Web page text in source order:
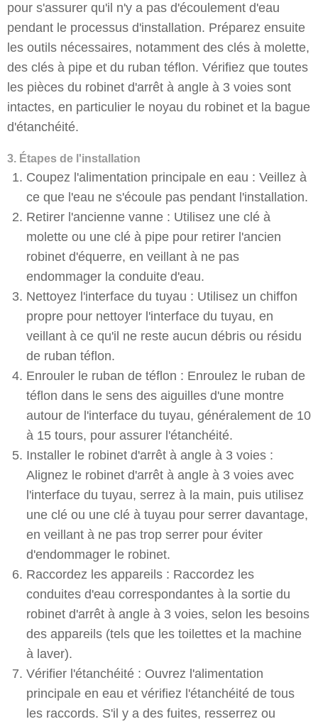
pour s'assurer qu'il n'y a pas d'écoulement d'eau
pendant le processus d'installation. Préparez ensuite
les outils nécessaires, notamment des clés à molette,
des clés à pipe et du ruban téflon. Vérifiez que toutes
les pièces du robinet d'arrêt à angle à 3 voies sont
intactes, en particulier le noyau du robinet et la bague
d'étanchéité.
3. Étapes de l'installation
Coupez l'alimentation principale en eau : Veillez à
ce que l'eau ne s'écoule pas pendant l'installation.
Retirer l'ancienne vanne : Utilisez une clé à
molette ou une clé à pipe pour retirer l'ancien
robinet d'équerre, en veillant à ne pas
endommager la conduite d'eau.
Nettoyez l'interface du tuyau : Utilisez un chiffon
propre pour nettoyer l'interface du tuyau, en
veillant à ce qu'il ne reste aucun débris ou résidu
de ruban téflon.
Enrouler le ruban de téflon : Enroulez le ruban de
téflon dans le sens des aiguilles d'une montre
autour de l'interface du tuyau, généralement de 10
à 15 tours, pour assurer l'étanchéité.
Installer le robinet d'arrêt à angle à 3 voies :
Alignez le robinet d'arrêt à angle à 3 voies avec
l'interface du tuyau, serrez à la main, puis utilisez
une clé ou une clé à tuyau pour serrer davantage,
en veillant à ne pas trop serrer pour éviter
d'endommager le robinet.
Raccordez les appareils : Raccordez les
conduites d'eau correspondantes à la sortie du
robinet d'arrêt à angle à 3 voies, selon les besoins
des appareils (tels que les toilettes et la machine
à laver).
Vérifier l'étanchéité : Ouvrez l'alimentation
principale en eau et vérifiez l'étanchéité de tous
les raccords. S'il y a des fuites, resserrez ou